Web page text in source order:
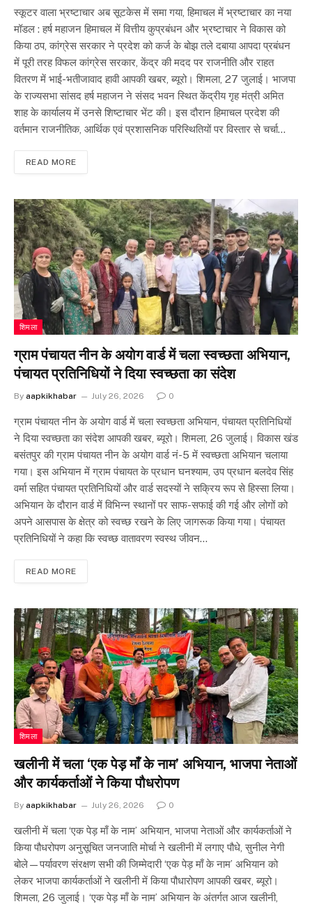
स्कूटर वाला भ्रष्टाचार अब सूटकेस में समा गया, हिमाचल में भ्रष्टाचार का नया
मॉडल : हर्ष महाजन हिमाचल में वित्तीय कुप्रबंधन और भ्रष्टाचार ने विकास को
किया ठप, कांग्रेस सरकार ने प्रदेश को कर्ज के बोझ तले दबाया आपदा प्रबंधन
में पूरी तरह विफल कांग्रेस सरकार, केंद्र की मदद पर राजनीति और राहत
वितरण में भाई-भतीजावाद हावी आपकी खबर, ब्यूरो। शिमला, 27 जुलाई। भाजपा
के राज्यसभा सांसद हर्ष महाजन ने संसद भवन स्थित केंद्रीय गृह मंत्री अमित
शाह के कार्यालय में उनसे शिष्टाचार भेंट की। इस दौरान हिमाचल प्रदेश की
वर्तमान राजनीतिक, आर्थिक एवं प्रशासनिक परिस्थितियों पर विस्तार से चर्चा…
READ MORE
शिमला
ग्राम पंचायत नीन के अयोग वार्ड में चला स्वच्छता अभियान,
पंचायत प्रतिनिधियों ने दिया स्वच्छता का संदेश
By aapkikhabar July 26, 2026 0
ग्राम पंचायत नीन के अयोग वार्ड में चला स्वच्छता अभियान, पंचायत प्रतिनिधियों
ने दिया स्वच्छता का संदेश आपकी खबर, ब्यूरो। शिमला, 26 जुलाई। विकास खंड
बसंतपुर की ग्राम पंचायत नीन के अयोग वार्ड नं-5 में स्वच्छता अभियान चलाया
गया। इस अभियान में ग्राम पंचायत के प्रधान घनश्याम, उप प्रधान बलदेव सिंह
वर्मा सहित पंचायत प्रतिनिधियों और वार्ड सदस्यों ने सक्रिय रूप से हिस्सा लिया।
अभियान के दौरान वार्ड में विभिन्न स्थानों पर साफ-सफाई की गई और लोगों को
अपने आसपास के क्षेत्र को स्वच्छ रखने के लिए जागरूक किया गया। पंचायत
प्रतिनिधियों ने कहा कि स्वच्छ वातावरण स्वस्थ जीवन…
READ MORE
शिमला
खलीनी में चला ‘एक पेड़ माँ के नाम’ अभियान, भाजपा नेताओं
और कार्यकर्ताओं ने किया पौधरोपण
By aapkikhabar July 26, 2026 0
खलीनी में चला ‘एक पेड़ माँ के नाम’ अभियान, भाजपा नेताओं और कार्यकर्ताओं ने
किया पौधरोपण अनुसूचित जनजाति मोर्चा ने खलीनी में लगाए पौधे, सुनील नेगी
बोले—पर्यावरण संरक्षण सभी की जिम्मेदारी ‘एक पेड़ माँ के नाम’ अभियान को
लेकर भाजपा कार्यकर्ताओं ने खलीनी में किया पौधारोपण आपकी खबर, ब्यूरो।
शिमला, 26 जुलाई। ‘एक पेड़ माँ के नाम’ अभियान के अंतर्गत आज खलीनी,